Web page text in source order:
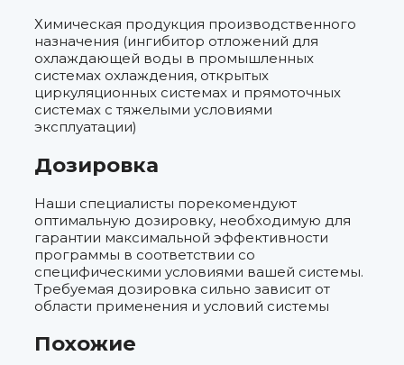
Химическая продукция производственного
назначения (ингибитор отложений для
охлаждающей воды в промышленных
системах охлаждения, открытых
циркуляционных системах и прямоточных
системах с тяжелыми условиями
эксплуатации)
Дозировка
Наши специалисты порекомендуют
оптимальную дозировку, необходимую для
гарантии максимальной эффективности
программы в соответствии со
специфическими условиями вашей системы.
Требуемая дозировка сильно зависит от
области применения и условий системы
Похожие